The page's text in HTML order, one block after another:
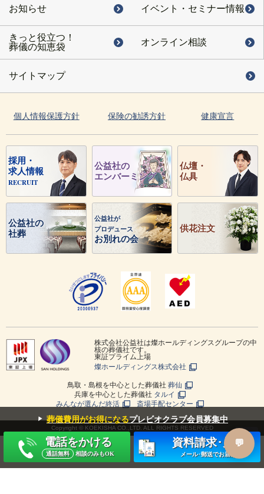
お知らせ イベント・ セミナー情報
きっと役立つ！
葬儀の知恵袋
オンライン相談
サイトマップ
個人情報保護方針 保険の勧誘方針 健康宣言
採用・
求人情報
RECRUIT
公益社の
エンバーミング
仏壇・
仏具
公益社の
社葬
公益社が
プロデュース
お別れの会
供花注文
株式会社公益社は燦ホールディングスグループの中
核の葬儀社です。
東証プライム上場
燦ホールディングス株式会社
鳥取・島根を中心とした葬儀社 葬仙
兵庫を中心とした葬儀社 タルイ
みんなが選んだ終活
斎場手配センター
Copyright © KOEKISHA CO.,LTD. ALL RIGHTS RESERVED
▼葬儀費用がお得になるプレビオクラブ会員募集中
電話をかける
通話無料 相談のみもOK
資料請求･見積
メール･郵送でお届け